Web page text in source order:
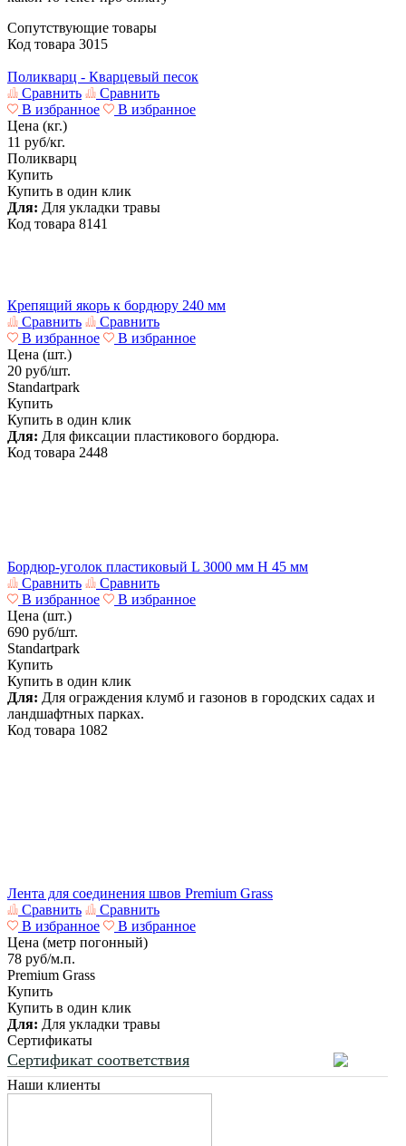
Сопутствующие товары
Код товара 3015
Поликварц - Кварцевый песок
Сравнить
Сравнить
В избранное
В избранное
Цена (кг.)
11 руб/кг.
Поликварц
Купить
Купить в один клик
Для: Для укладки травы
Код товара 8141
Крепящий якорь к бордюру 240 мм
Сравнить
Сравнить
В избранное
В избранное
Цена (шт.)
20 руб/шт.
Standartpark
Купить
Купить в один клик
Для: Для фиксации пластикового бордюра.
Код товара 2448
Бордюр-уголок пластиковый L 3000 мм H 45 мм
Сравнить
Сравнить
В избранное
В избранное
Цена (шт.)
690 руб/шт.
Standartpark
Купить
Купить в один клик
Для: Для ограждения клумб и газонов в городских садах и
ландшафтных парках.
Код товара 1082
Лента для соединения швов Premium Grass
Сравнить
Сравнить
В избранное
В избранное
Цена (метр погонный)
78 руб/м.п.
Premium Grass
Купить
Купить в один клик
Для: Для укладки травы
Сертификаты
Сертификат соответствия
Наши клиенты